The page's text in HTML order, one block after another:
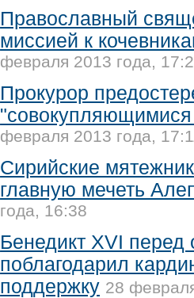
Православный
миссией к
февраля 2013 года,
Прокурор
февраля 2013 года,
Сирийские
главную мечеть
года, 16:38
Бенедикт XVI перед
поблагодарил
поддержку 28